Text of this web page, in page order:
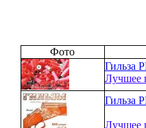
Фото
Гильза
Лучшее
Гильза
Лучшее